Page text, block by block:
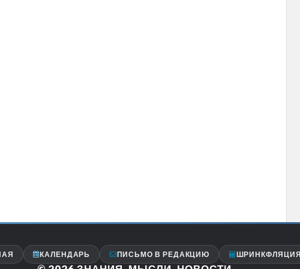
КАЛЕНДАРЬ ПИСЬМО В РЕДАКЦИЮ ШРИНКФЛЯЦИЯ